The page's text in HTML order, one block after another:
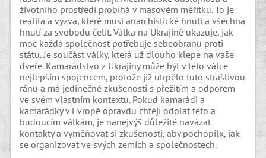
životního prostředí probíhá v masovém měřítku. To je
realita a výzva, které musí anarchistické hnutí a všechna
hnutí za svobodu čelit. Válka na Ukrajině ukazuje, jak
moc každá společnost potřebuje sebeobranu proti
státu. Je součást války, která už dlouho klepe na vaše
dveře. Kamarádstvo z Ukrajiny může být v této válce
nejlepším spojencem, protože již utrpělo tuto strašlivou
ránu a má jedinečné zkušenosti s přežitím a odporem
ve svém vlastním kontextu. Pokud kamarádi a
kamarádky v Evropě opravdu chtějí odolat této a
budoucím válkám, je nanejvýš důležité navázat
kontakty a vyměňovat si zkušenosti, aby pochopilx, jak
se organizovat ve svých zemích a společnostech.